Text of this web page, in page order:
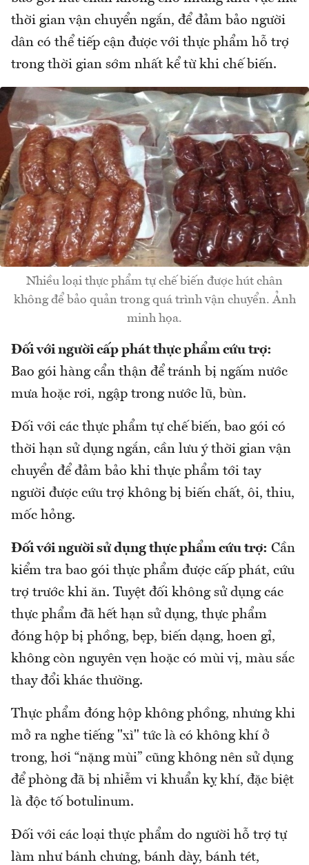
thời gian vận chuyển ngắn, để đảm bảo người
dân có thể tiếp cận được với thực phẩm hỗ trợ
trong thời gian sớm nhất kể từ khi chế biến.
Nhiều loại thực phẩm tự chế biến được hút chân
không để bảo quản trong quá trình vận chuyển. Ảnh
minh họa.
Đối với người cấp phát thực phẩm cứu trợ:
Bao gói hàng cẩn thận để tránh bị ngấm nước
mưa hoặc rơi, ngập trong nước lũ, bùn.
Đối với các thực phẩm tự chế biến, bao gói có
thời hạn sử dụng ngắn, cần lưu ý thời gian vận
chuyển để đảm bảo khi thực phẩm tới tay
người được cứu trợ không bị biến chất, ôi, thiu,
mốc hỏng.
Đối với người sử dụng thực phẩm cứu trợ: Cần
kiểm tra bao gói thực phẩm được cấp phát, cứu
trợ trước khi ăn. Tuyệt đối không sử dụng các
thực phẩm đã hết hạn sử dụng, thực phẩm
đóng hộp bị phồng, bẹp, biến dạng, hoen gỉ,
không còn nguyên vẹn hoặc có mùi vị, màu sắc
thay đổi khác thường.
Thực phẩm đóng hộp không phồng, nhưng khi
mở ra nghe tiếng "xì" tức là có không khí ở
trong, hơi “nặng mùi” cũng không nên sử dụng
để phòng đã bị nhiễm vi khuẩn kỵ khí, đặc biệt
là độc tố botulinum.
Đối với các loại thực phẩm do người hỗ trợ tự
làm như bánh chưng, bánh dày, bánh tét,